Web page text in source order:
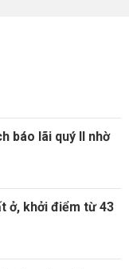
báo lãi quý II nhờ
ở, khởi điểm từ 43